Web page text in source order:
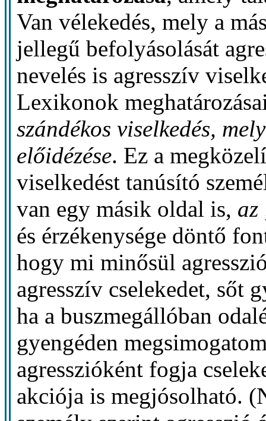
Van vélekedés, mely a
jellegű befolyásolását
nevelés is agresszív
Lexikonok
szándékos viselkedés,
előidézése. Ez a
viselkedést tanúsító
van egy másik oldal is, az
és érzékenysége döntő
hogy mi minősül
agresszív cselekedet, sőt
ha a buszmegállóban
gyengéden
agresszióként fogja
akciója is megjósolható.